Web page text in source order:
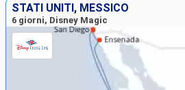
STATI UNITI, MESSICO
6 giorni, Disney Magic